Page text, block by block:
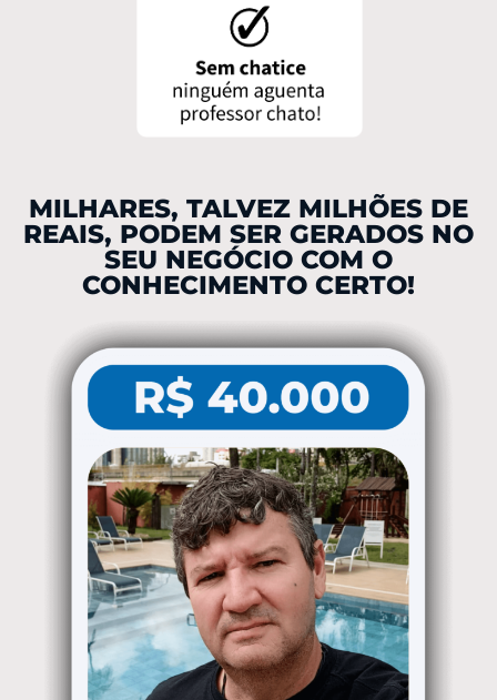
MILHARES, TALVEZ MILHÕES DE
REAIS, PODEM SER GERADOS NO
SEU NEGÓCIO COM O
CONHECIMENTO CERTO!